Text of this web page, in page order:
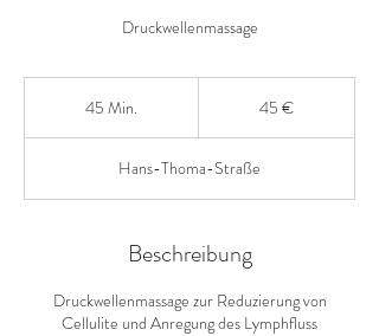
Druckwellenmassage
45 Min.
i
n
45 €
Hans-Thoma-Straße
Beschreibung
Druckwellenmassage zur Reduzierung von
Cellulite und Anregung des Lymphfluss